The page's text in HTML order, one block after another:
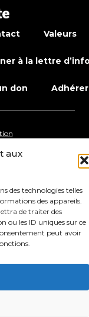
aux
des technologies telles
des appareils.
de traiter des
ou les ID uniques sur ce
peut avoir
Valeurs
à la lettre
don Adhérer